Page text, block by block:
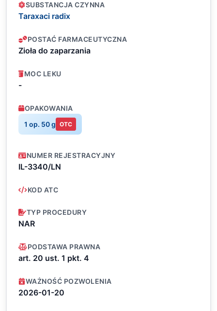
SUBSTANCJA CZYNNA
Taraxaci radix
POSTAĆ FARMACEUTYCZNA
Zioła do zaparzania
MOC LEKU
-
OPAKOWANIA
1 op. 50 g OTC
NUMER REJESTRACYJNY
IL-3340/LN
KOD ATC
TYP PROCEDURY
NAR
PODSTAWA PRAWNA
art. 20 ust. 1 pkt. 4
WAŻNOŚĆ POZWOLENIA
2026-01-20